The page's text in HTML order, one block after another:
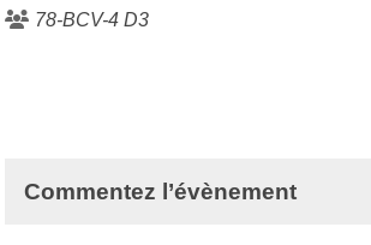
78-BCV-4 D3
Commentez l’évènement